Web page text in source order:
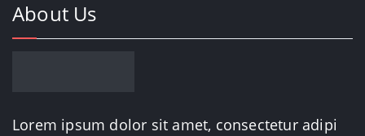
About Us
Lorem ipsum dolor sit amet, consectetur adipi